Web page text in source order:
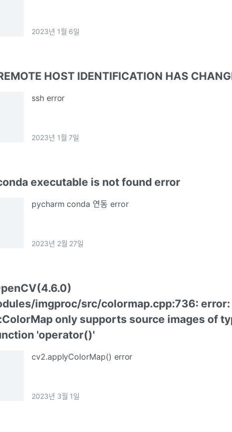
2023년 1월 6일
HOST IDENTIFICATION HAS
ssh error
2023년 1월 7일
executable is not found error
pycharm conda 연동 error
2023년 2월 27일
imgproc/src/colormap.cpp:736: error:
only supports source images of
'operator()'
cv2.applyColorMap() error
2023년 3월 1일